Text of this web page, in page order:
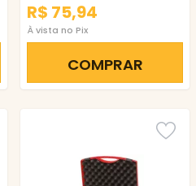
R$ 75,94
À vista no Pix
COMPRAR